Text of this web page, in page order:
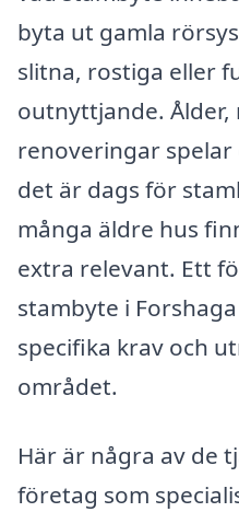
byta ut gamla
slitna, rostiga eller
outnyttjande.
renoveringar
det är dags för
många äldre hus
extra relevant. Ett
stambyte i
specifika krav och
området.
Här är några av de
företag som